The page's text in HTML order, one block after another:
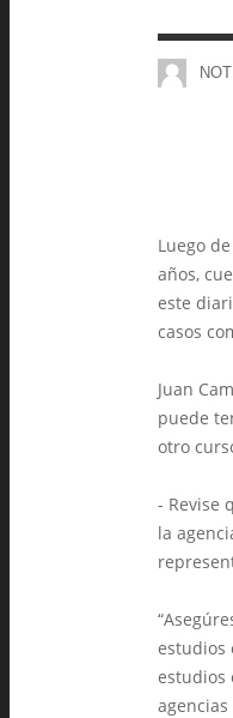
Luego
años,
este
casos
Juan
puede
otro
- Revise
la
estudios
estudios